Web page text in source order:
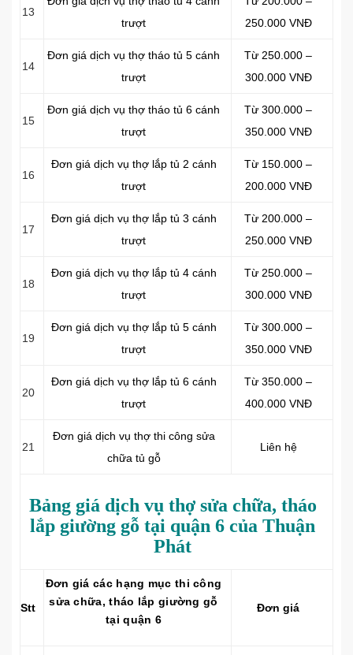
13
trượt
250.000 VNĐ
14
Đơn giá dịch vụ thợ tháo tủ 5 cánh
trượt
Từ 250.000 –
300.000 VNĐ
15
Đơn giá dịch vụ thợ tháo tủ 6 cánh
trượt
Từ 300.000 –
350.000 VNĐ
16
Đơn giá dịch vụ thợ lắp tủ 2 cánh
trượt
Từ 150.000 –
200.000 VNĐ
17
Đơn giá dịch vụ thợ lắp tủ 3 cánh
trượt
Từ 200.000 –
250.000 VNĐ
18
Đơn giá dịch vụ thợ lắp tủ 4 cánh
trượt
Từ 250.000 –
300.000 VNĐ
19
Đơn giá dịch vụ thợ lắp tủ 5 cánh
trượt
Từ 300.000 –
350.000 VNĐ
20
Đơn giá dịch vụ thợ lắp tủ 6 cánh
trượt
Từ 350.000 –
400.000 VNĐ
21
Đơn giá dịch vụ thợ thi công sửa
chữa tủ gỗ
Liên hệ
Bảng giá dịch vụ thợ sửa chữa, tháo
lắp giường gỗ tại quận 6 của Thuận
Phát
Stt
Đơn giá các hạng mục thi công
sửa chữa, tháo lắp giường gỗ
tại quận 6
Đơn giá